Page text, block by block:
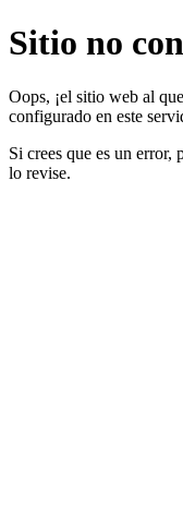
Sitio no
Oops, ¡el sitio web al
configurado en este
Si crees que es un error,
lo revise.